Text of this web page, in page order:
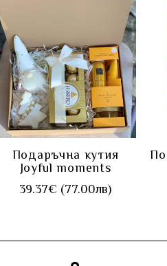
Подаръчна кутия
Joyful moments
39.37€ (77.00лв)
КУПИ